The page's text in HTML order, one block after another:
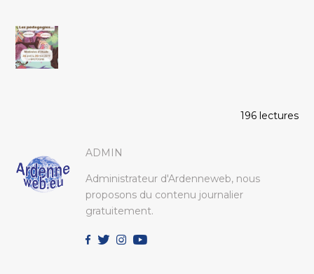
196 lectures
ADMIN
Administrateur d'Ardenneweb, nous
proposons du contenu journalier
gratuitement.